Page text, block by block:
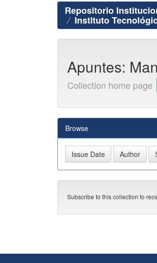
Repositorio
Instituto
Apuntes:
Collection home page
Browse
Subscribe to this collection to